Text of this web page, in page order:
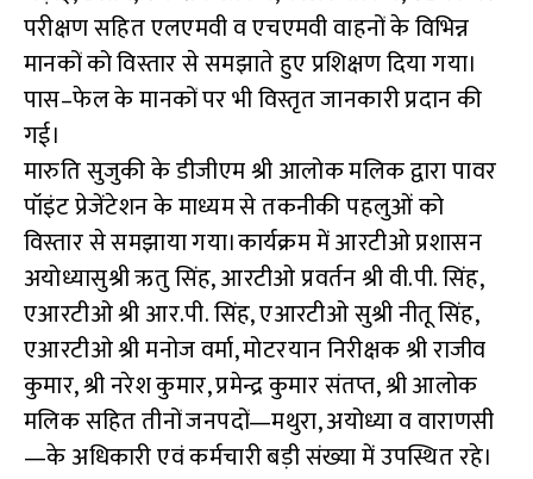
परीक्षण सहित एलएमवी व एचएमवी वाहनों के विभिन्न
मानकों को विस्तार से समझाते हुए प्रशिक्षण दिया गया।
पास–फेल के मानकों पर भी विस्तृत जानकारी प्रदान की
गई।
मारुति सुजुकी के डीजीएम श्री आलोक मलिक द्वारा पावर
पॉइंट प्रेजेंटेशन के माध्यम से तकनीकी पहलुओं को
विस्तार से समझाया गया।कार्यक्रम में आरटीओ प्रशासन
अयोध्यासुश्री ऋतु सिंह, आरटीओ प्रवर्तन श्री वी.पी. सिंह,
एआरटीओ श्री आर.पी. सिंह, एआरटीओ सुश्री नीतू सिंह,
एआरटीओ श्री मनोज वर्मा, मोटरयान निरीक्षक श्री राजीव
कुमार, श्री नरेश कुमार, प्रमेन्द्र कुमार संतप्त, श्री आलोक
मलिक सहित तीनों जनपदों—मथुरा, अयोध्या व वाराणसी
—के अधिकारी एवं कर्मचारी बड़ी संख्या में उपस्थित रहे।